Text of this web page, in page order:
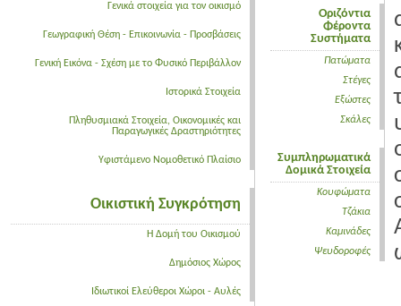
Γενικά στοιχεία για τον οικισμό
Γεωγραφική Θέση - Επικοινωνία - Προσβάσεις
Γενική Εικόνα - Σχέση με το Φυσικό Περιβάλλον
Ιστορικά Στοιχεία
Πληθυσμιακά Στοιχεία, Οικονομικές και
Παραγωγικές Δραστηριότητες
Υφιστάμενο Νομοθετικό Πλαίσιο
Οικιστική Συγκρότηση
Η Δομή του Οικισμού
Δημόσιος Χώρος
Ιδιωτικοί Ελεύθεροι Χώροι - Αυλές
Οριζόντια
Φέροντα
Συστήματα
Πατώματα
Στέγες
Εξώστες
Σκάλες
Συμπληρωματικά
Δομικά Στοιχεία
Κουφώματα
Τζάκια
Καμινάδες
Ψευδοροφές